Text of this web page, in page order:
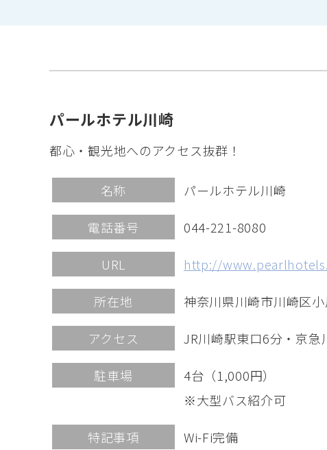
パールホテル川崎
都心・観光地へのアクセス抜群！
名称 パールホテル川崎
電話番号 044-221-8080
URL http://
所在地 神奈川県川崎市川崎区
アクセス JR川崎駅東口6分・京急
駐車場
4台（1,000円）
※大型バス紹介可
特記事項 Wi-Fi完備